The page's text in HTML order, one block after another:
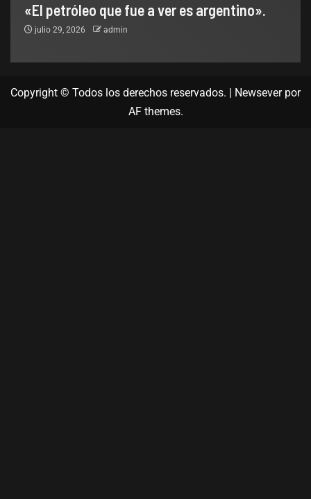
«El petróleo que fue a ver es argentino».
julio 29, 2026 admin
Copyright © Todos los derechos reservados. Newseverpor
AF themes.